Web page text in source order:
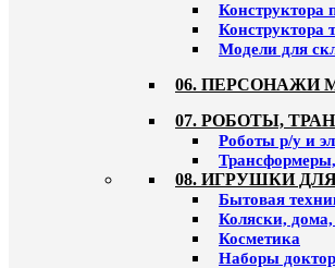
Конструктора
Конструктора
Модели для
06. ПЕРСОНАЖИ
07. РОБОТЫ,
Роботы р/у и
08. ИГРУШКИ
Бытовая
Коляски,
Косметика
Наборы